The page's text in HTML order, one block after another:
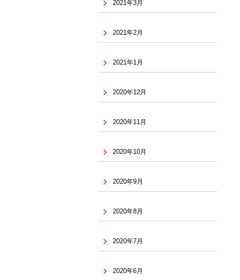
2021年3月
2021年2月
2021年1月
2020年12月
2020年11月
2020年10月
2020年9月
2020年8月
2020年7月
2020年6月